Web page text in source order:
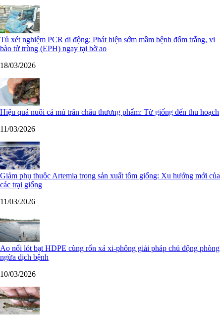
Tủ xét nghiệm PCR di động: Phát hiện sớm mầm bệnh đốm trắng, vi
bào tử trùng (EPH) ngay tại bờ ao
18/03/2026
Hiệu quả nuôi cá mú trân châu thương phẩm: Từ giống đến thu hoạch
11/03/2026
Giảm phụ thuộc Artemia trong sản xuất tôm giống: Xu hướng mới của
các trại giống
11/03/2026
Ao nổi lót bạt HDPE cùng rốn xả xi-phông giải pháp chủ động phòng
ngừa dịch bệnh
10/03/2026